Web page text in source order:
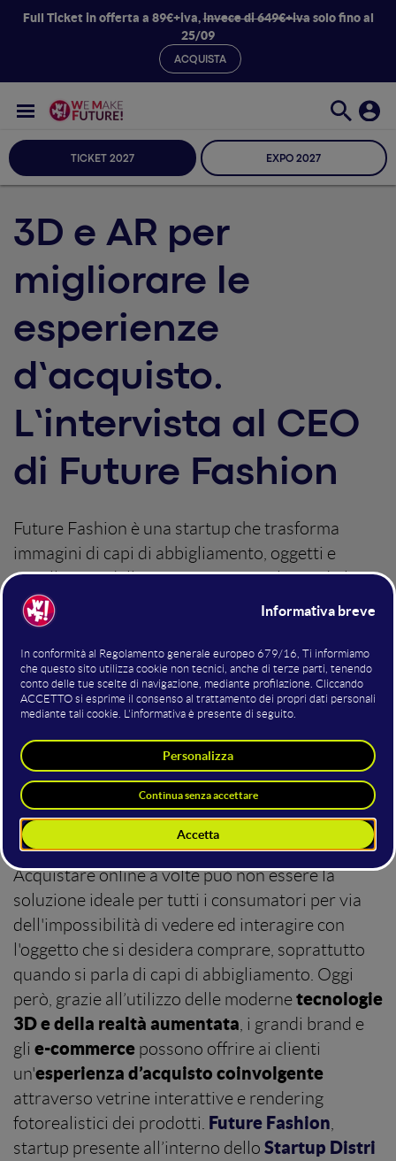
Full Ticket in offerta a 89€+iva,invece di 649€+ivasolo fino al
25/09
ACQUISTA
TICKET 2027 EXPO 2027
3D e AR per
migliorare le
esperienze
d’acquisto.
L’intervista al CEO
di Future Fashion
Future Fashion è una startup che trasforma
immagini di capi di abbigliamento, oggetti e
gioielli in modelli 3D interattivi migliorando la
customer experience. La nostra intervista al CEO
Andrea Carpineti.
Lunedì 13 Settembre 2021Davide Filiaggi
Innovazione digitale
Acquistare online a volte può non essere la
soluzione ideale per tutti i consumatori per via
dell'impossibilità di vedere ed interagire con
l'oggetto che si desidera comprare, soprattutto
quando si parla di capi di abbigliamento. Oggi
però, grazie all’utilizzo delle modernetecnologie
3D e della realtà aumentata , i grandi brand e
gli e-commerce possono offrire ai clienti
un'esperienza d’acquisto coinvolgente
attraverso vetrine interattive e rendering
fotorealistici dei prodotti. Future Fashion
startup presente all’interno dello Startup Distri